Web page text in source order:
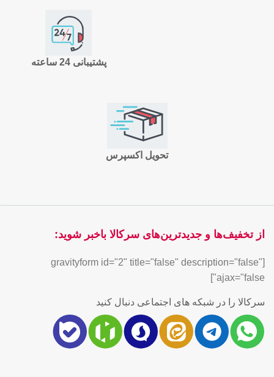
پشتیبانی 24 ساعته
تحویل اکسپرس
از تخفیف‌ها و جدیدترین‌های سرکالا باخبر شوید:
[gravityform id="2" title="false" description="false"
ajax="false"]
سرکالا را در شبکه های اجتماعی دنبال کنید